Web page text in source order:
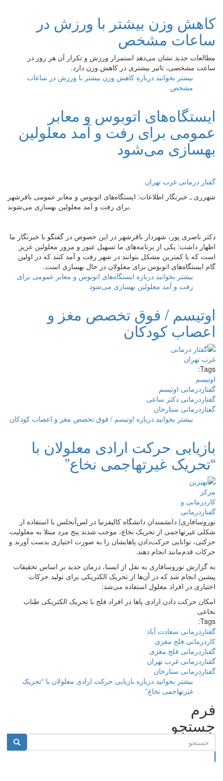
کاهش وزن بیشتر با ورزش در
ساعات مشخص
مطالعات جدید نشان می‌دهد استمرار ورزش و تکرار آن هر روز در
ساعت مشخصی، تاثیر بیشتری در کاهش وزن دارد.
بیشتر بخوانید درباره کاهش وزن بیشتر با ورزش در ساعات
مشخص
ایستگاه‌های اتوبوس و معابر
عمومی برای رفت و آمد معلولین
بهسازی می‌شود
گفتار درمانی غرب تهران
شهرری ـ خبرنگار اطلاعات: ایستگاه‌های اتوبوس و معابر عمومی باقرشهر
برای رفت و آمد معلولین بهسازی می‌شوند.
دکتر ناصری پور، شهردار باقرشهر در این خصوص در گفتگو با خبرنگار ما
اظهار داشت: یکی از برنامه‌های ما تسهیل عبور و مرور معلولین عزیز
است که با کمترین مشکل بتوانند در شهر رفت و آمد کنند که در اولین
گام ایستگاه‌های اتوبوس برای معلولان در حال بهسازی است.‏
بیشتر بخوانید درباره ایستگاه‌های اتوبوس و معابر عمومی برای
رفت و آمد معلولین بهسازی می‌شود
اوتیسم / فوق تخصص مغز و
اعصاب کودکان
Tags:
اوتیسم
گفتاردرمانی اوتیسم
گفتاردرمانی دکتر ساعی
گفتاردرمانی ستارخان
بیشتر بخوانید درباره اوتیسم / فوق تخصص مغز و اعصاب کودکان
بازیابی حرکت ارادی معلولان با
“تحریک غیرتهاجمی نخاع”
نوروسافاری| دانشمندان دانشگاه کالیفرنیا در لس‌آنجلس با استفاده از
شکلی غیرتهاجمی از تحریک نخاع، موجب شدند پنج مرد مبتلا به معلولیت
حرکتی، توانایی حرکت‌دادن پاهایشان را به صورت اختیاری بدست آورند و
حرکات قدم‌مانند انجام دهند.
به گزارش نوروسافاری به نقل از ایسنا، درمان جدید بر اساس تحقیقات
پیشین انجام شد که در آن‌ها از تحریک الکتریکی برای تولید حرکات
اختیاری در افراد معلول استفاده می‌شد:
امکان حرکت دادن ارادی پاها در افراد فلج با تحریک الکتریکی‌ طناب
نخاعی
Tags:
گفتاردرمانی سعادت آباد
کاردرمانی فلج مغزی
گفتاردرمانی فلج مغزی
گفتاردرمانی غرب تهران
گفتاردرمانی ستارخان
بیشتر بخوانید درباره بازیابی حرکت ارادی معلولان با “تحریک
غیرتهاجمی نخاع”
فرم
جستجو